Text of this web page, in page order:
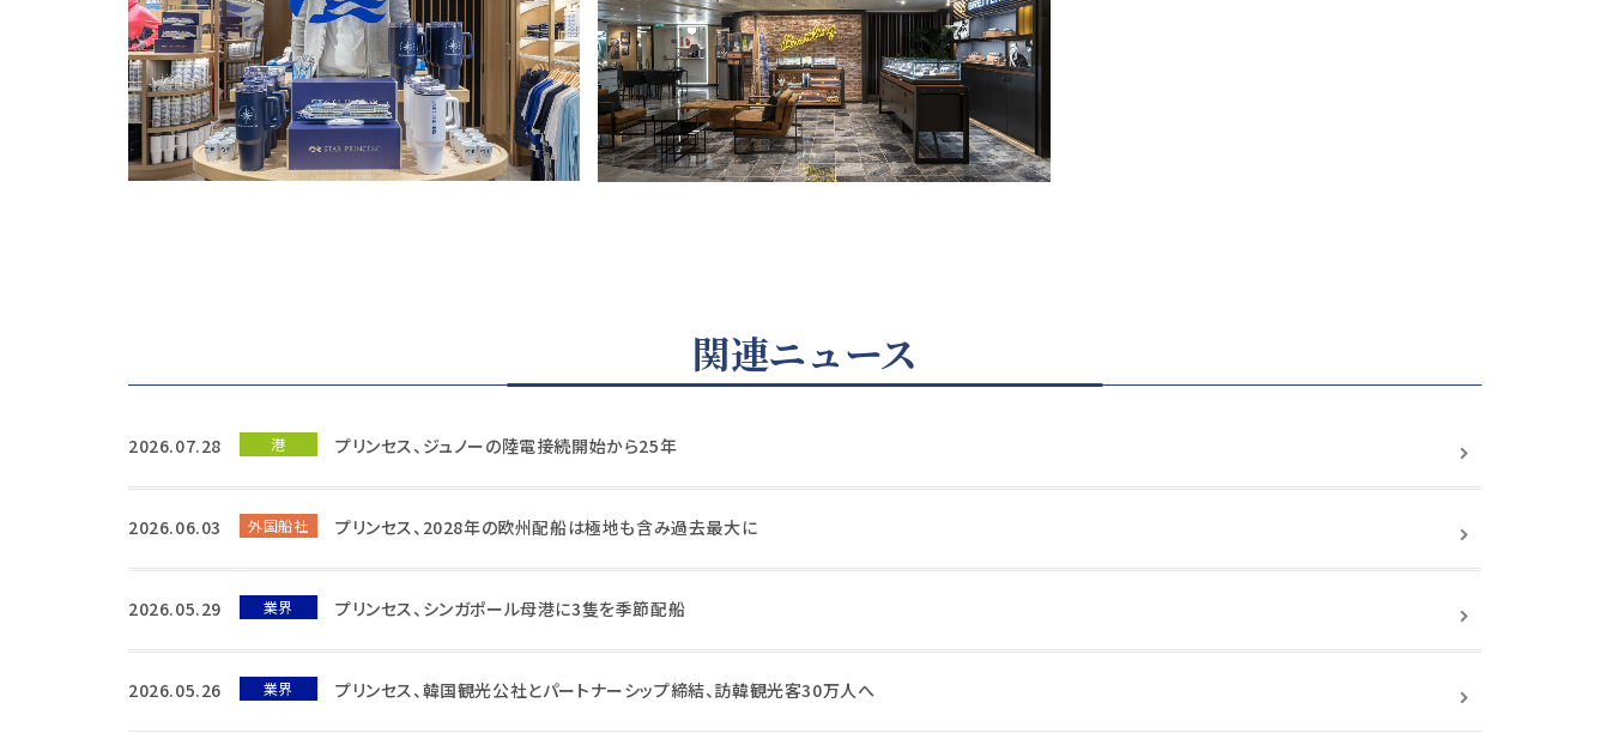
関連ニュース
2026.07.28 港 プリンセス、ジュノーの陸電接続開始から25年
2026.06.03 外国船社 プリンセス、2028年の欧州配船は極地も含み過去最大に
2026.05.29 業界 プリンセス、シンガポール母港に3隻を季節配船
2026.05.26 業界 プリンセス、韓国観光公社とパートナーシップ締結、訪韓観光客30万人へ